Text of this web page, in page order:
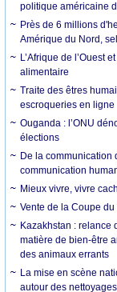
politique américaine
Près de 6 millions
Amérique du Nord,
L’Afrique de l’Ouest
alimentaire
Traite des êtres
escroqueries en ligne
Ouganda : l’ONU
élections
De la communication
communication
Mieux vivre, vivre
Vente de la Coupe du
Kazakhstan : relance
matière de bien-être
des animaux errants
La mise en scène
autour des